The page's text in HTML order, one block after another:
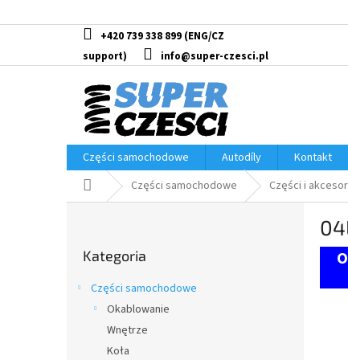
do
+420 739 338 899
info@super-czesci.pl
Części samochodowe Autodíly Kontakt
Home Części samochodowe Części i
kategorie
Kategoria
Części samochodowe
Okablowanie
Wnętrze
Koła